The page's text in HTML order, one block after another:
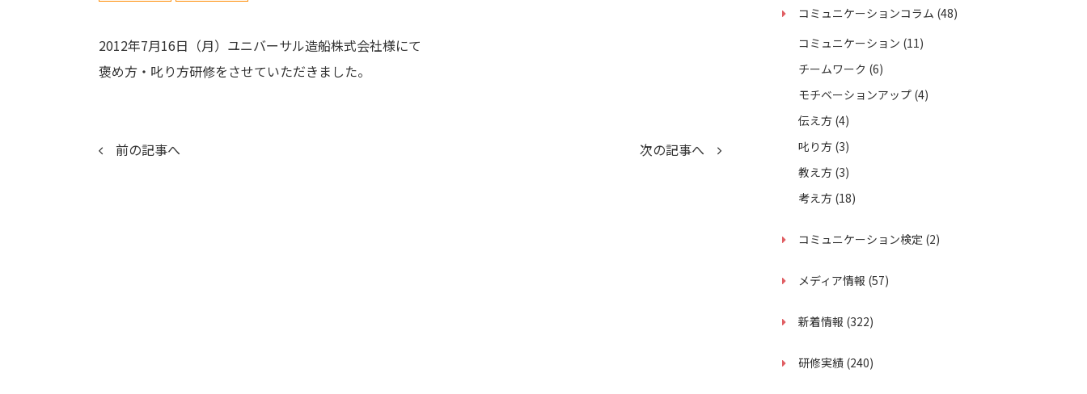
2012年7月16日（月）ユニバーサル造船株式会社様にて
褒め方・叱り方研修をさせていただきました。
前の記事へ 次の記事へ
コミュニケーションコラム (48)
コミュニケーション (11)
チームワーク (6)
モチベーションアップ (4)
伝え方 (4)
叱り方 (3)
教え方 (3)
考え方 (18)
コミュニケーション検定 (2)
メディア情報 (57)
新着情報 (322)
研修実績 (240)